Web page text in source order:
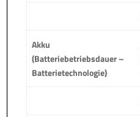
Akku
(Batteriebetriebsdauer –
Batterietechnologie)